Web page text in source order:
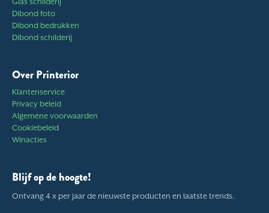
Glas schilderij
Dibond foto
Dibond bedrukken
Dibond schilderij
Over Printerior
Klantenservice
Privacy beleid
Algemene voorwaarden
Cookiebeleid
Winacties
Blijf op de hoogte!
Ontvang 4 x per jaar de nieuwste producten en laatste trends.